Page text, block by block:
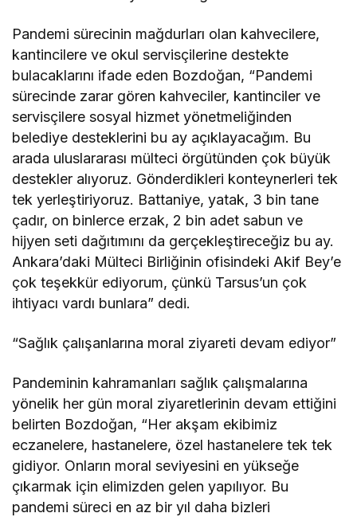
Pandemi sürecinin mağdurları olan kahvecilere,
kantincilere ve okul servisçilerine destekte
bulacaklarını ifade eden Bozdoğan, “Pandemi
sürecinde zarar gören kahveciler, kantinciler ve
servisçilere sosyal hizmet yönetmeliğinden
belediye desteklerini bu ay açıklayacağım. Bu
arada uluslararası mülteci örgütünden çok büyük
destekler alıyoruz. Gönderdikleri konteynerleri tek
tek yerleştiriyoruz. Battaniye, yatak, 3 bin tane
çadır, on binlerce erzak, 2 bin adet sabun ve
hijyen seti dağıtımını da gerçekleştireceğiz bu ay.
Ankara’daki Mülteci Birliğinin ofisindeki Akif Bey’e
çok teşekkür ediyorum, çünkü Tarsus’un çok
ihtiyacı vardı bunlara” dedi.
“Sağlık çalışanlarına moral ziyareti devam ediyor”
Pandeminin kahramanları sağlık çalışmalarına
yönelik her gün moral ziyaretlerinin devam ettiğini
belirten Bozdoğan, “Her akşam ekibimiz
eczanelere, hastanelere, özel hastanelere tek tek
gidiyor. Onların moral seviyesini en yükseğe
çıkarmak için elimizden gelen yapılıyor. Bu
pandemi süreci en az bir yıl daha bizleri